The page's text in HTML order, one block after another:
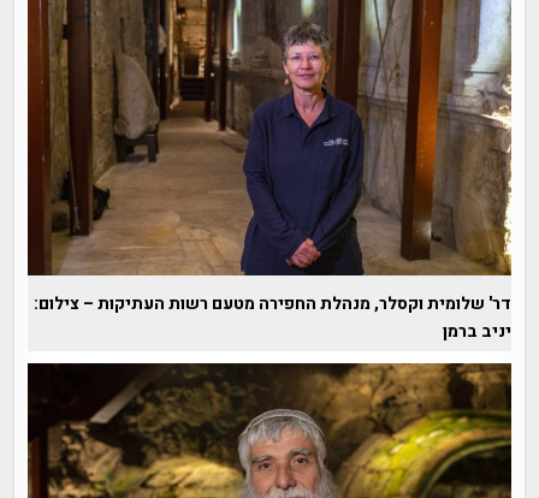
דר' שלומית וקסלר, מנהלת החפירה מטעם רשות העתיקות – צילום:
יניב ברמן